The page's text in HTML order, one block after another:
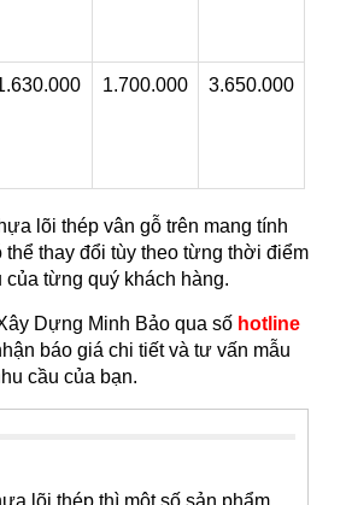
1.700.000 3.650.000
lõi thép vân gỗ trên mang tính
thể thay đổi tùy theo từng thời điểm
của từng quý khách hàng.
Dựng Minh Bảo qua số hotline
báo giá chi tiết và tư vấn mẫu
cầu của bạn.